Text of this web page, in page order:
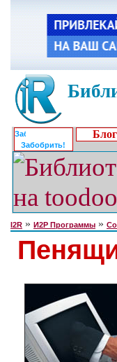
Забобрить!
Блог
I2R » И2Р Программы »